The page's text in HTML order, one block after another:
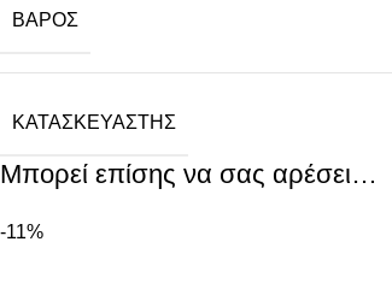
ΒΆΡΟΣ
ΚΑΤΑΣΚΕΥΑΣΤΉΣ
Μπορεί επίσης να σας αρέσει…
-11%